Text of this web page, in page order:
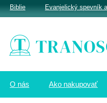
O nás Ako nakupovať
Biblie Evanjelický spevník